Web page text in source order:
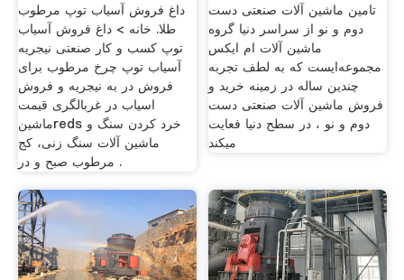
داغ فروش آسیاب توپ مرطوب
طلا. خانه > داغ فروش آسیاب
توپ کسب و کار صنعتی نیجریه
آسیاب توپ چرخ مرطوب برای
فروش در به نیجریه و فروش
اسیاب در غربالگری قیمت
ماشینreds خرد کردن سنگ و
ماشین آلات سنگ زنی، کج
مرطوب صبح و در .
تامین ماشین آلات صنعتی دست
دوم و نو از سراسر دنیا گروه
ماشین آلات ام ایکس
مجموعه‌ایست که به لطف تجربه
چندین ساله در زمینه خرید و
فروش ماشین آلات صنعتی دست
دوم و نو ، در سطح دنیا فعایت
میکند